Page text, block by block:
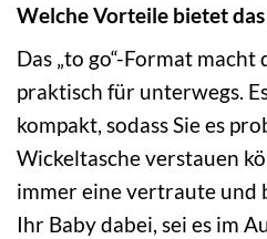
Welche Vorteile bietet das
Das „to go“-Format
praktisch für unterwegs.
kompakt, sodass Sie es
Wickeltasche verstauen
immer eine vertraute und
Ihr Baby dabei, sei es im